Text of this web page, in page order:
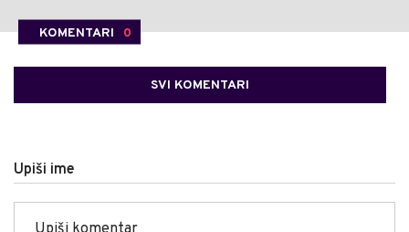
KOMENTARI 0
SVI KOMENTARI
Upiši ime